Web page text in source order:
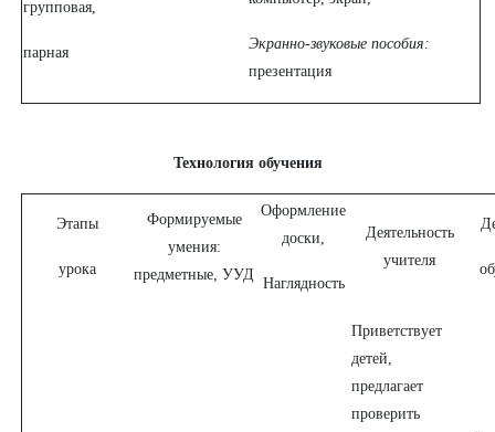
групповая,
парная
Экранно-звуковые пособия:
презентация
Технология обучения
Этапы
урока
Формируемые
умения:
предметные, УУД
Оформление
доски,
Наглядность
Деятельность
учителя
Приветствует
детей,
предлагает
проверить